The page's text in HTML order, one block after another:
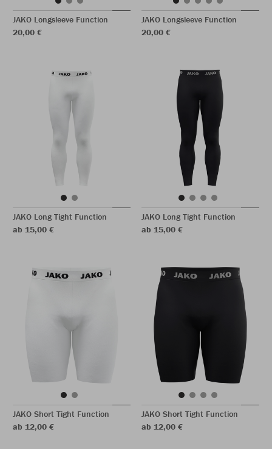
JAKO Longsleeve Function
20,00 €
JAKO Longsleeve Function
20,00 €
JAKO Long Tight Function
ab 15,00 €
JAKO Long Tight Function
ab 15,00 €
JAKO Short Tight Function
ab 12,00 €
JAKO Short Tight Function
ab 12,00 €